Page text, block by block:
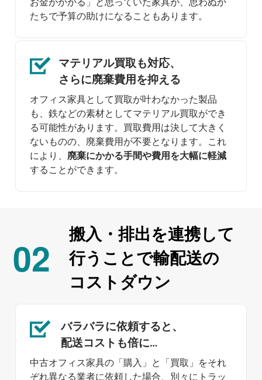
たちで予算の助けになることもあります。
マテリアル買取も対応、
さらに廃棄費用を抑える
オフィス家具として買取が叶わなかった製品
も、鉄などの素材としてマテリアル買取ができ
る可能性があります。買取費用は決して大きく
ないものの、廃棄費用が不要となります。これ
により、廃棄にかかる手間や費用を大幅に軽減
することができます。
02 搬入・排出を連携して
行うことで輸配送の
コストダウン
バラバラに依頼すると、
配送コストも倍に…
中古オフィス家具の「購入」と「買取」をそれ
ぞれ異なる業者に依頼した場合、別々にトラッ